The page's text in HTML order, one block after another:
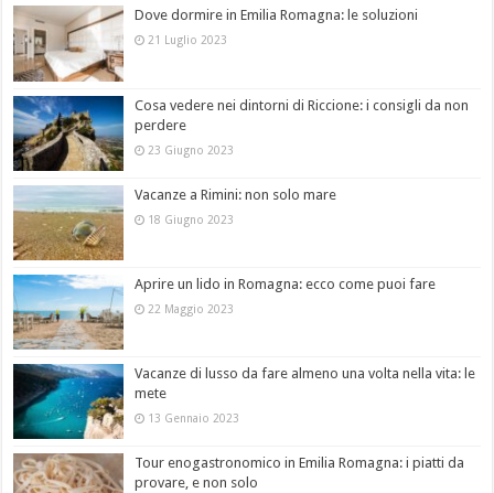
Dove dormire in Emilia Romagna: le soluzioni
21 Luglio 2023
Cosa vedere nei dintorni di Riccione: i consigli da non
perdere
23 Giugno 2023
Vacanze a Rimini: non solo mare
18 Giugno 2023
Aprire un lido in Romagna: ecco come puoi fare
22 Maggio 2023
Vacanze di lusso da fare almeno una volta nella vita: le
mete
13 Gennaio 2023
Tour enogastronomico in Emilia Romagna: i piatti da
provare, e non solo